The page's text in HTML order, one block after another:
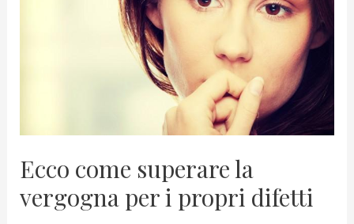
Ecco come superare la
vergogna per i propri difetti